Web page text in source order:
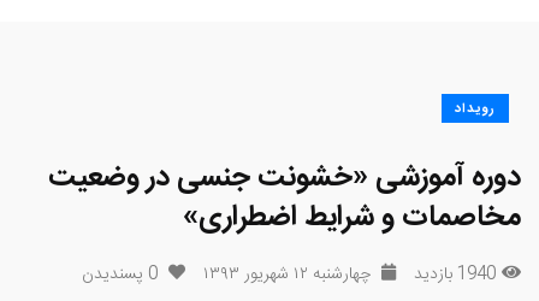
رویداد
دوره آموزشی «خشونت جنسی در وضعیت
مخاصمات و شرایط اضطراری»
1940 بازدید چهارشنبه ۱۲ شهریور ۱۳۹۳ 0 پسندیدن